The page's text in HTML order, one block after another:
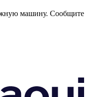
машину. Сообщите